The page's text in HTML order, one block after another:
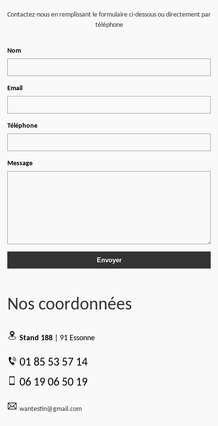
Contactez-nous en remplissant le formulaire ci-dessous ou directement par
téléphone
Nom
Email
Téléphone
Message
Nos coordonnées
Stand 188 | 91 Essonne
01 85 53 57 14
06 19 06 50 19
wantestin@gmail.com